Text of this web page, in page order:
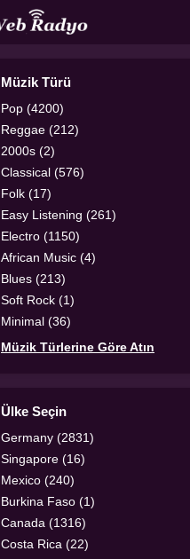
Müzik Türü
Pop (4200)
Reggae (212)
2000s (2)
Classical (576)
Folk (17)
Easy Listening (261)
Electro (1150)
African Music (4)
Blues (213)
Soft Rock (1)
Minimal (36)
Müzik Türlerine Göre Atın
Ülke Seçin
Germany (2831)
Singapore (16)
Mexico (240)
Burkina Faso (1)
Canada (1316)
Costa Rica (22)